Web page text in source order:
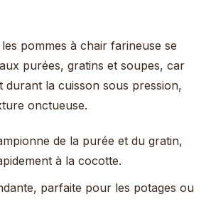
pommes à chair farineuse se
purées, gratins et soupes, car
durant la cuisson sous pression,
onctueuse.
de la purée et du gratin,
à la cocotte.
parfaite pour les potages ou